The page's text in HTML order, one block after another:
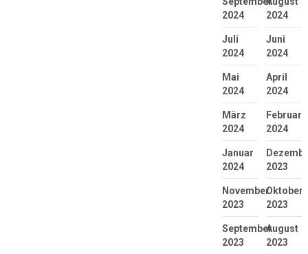
2024
2024
Juli
2024
Juni
2024
Mai
2024
April
2024
März
2024
Februar
2024
Januar
2024
2023
November
2023
Oktober
2023
September
2023
August
2023